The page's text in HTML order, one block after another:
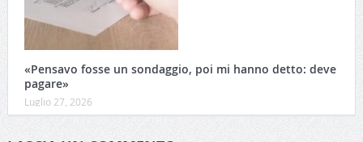
«Pensavo fosse un sondaggio, poi mi hanno detto: deve
pagare»
Luglio 27, 2026